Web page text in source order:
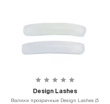
Design Lashes
Валики прозрачные Design Lashes (5